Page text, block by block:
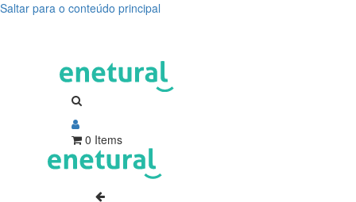
Saltar para o conteúdo principal
0 Items